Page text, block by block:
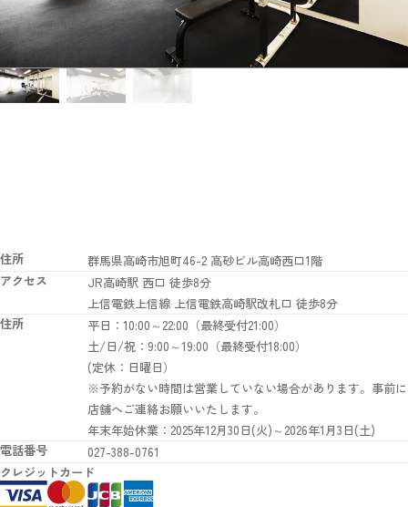
住所
群馬県高崎市旭町46-2 高砂ビル高崎西口1階
アクセス
JR高崎駅 西口 徒歩8分
上信電鉄上信線 上信電鉄高崎駅改札口 徒歩8分
住所
平日：10:00～22:00（最終受付21:00）
土/日/祝：9:00～19:00（最終受付18:00）
(定休：日曜日）
※予約がない時間は営業していない場合があります。事前に
店舗へご連絡お願いいたします。
年末年始休業：2025年12月30日(火)～2026年1月3日(土)
電話番号
027-388-0761
クレジットカード